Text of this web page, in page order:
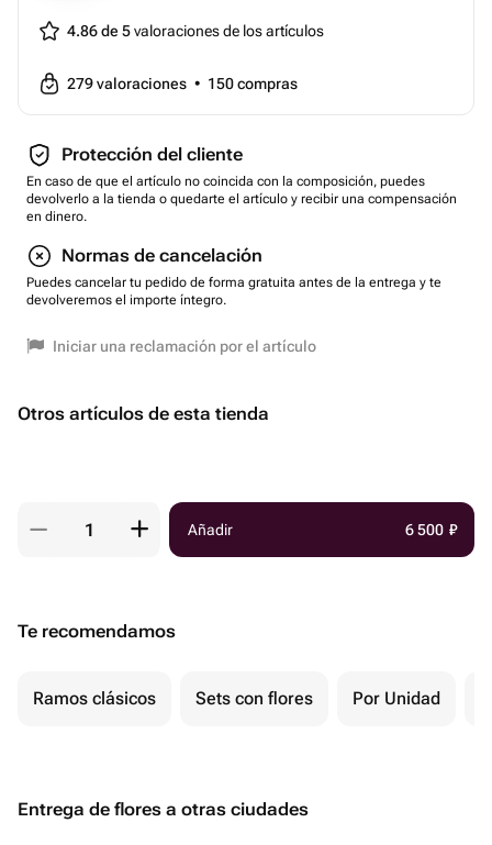
4.86 de 5valoraciones de los artículos
279valoraciones • 150compras
Protección del cliente
En caso de que el artículo no coincida con la composición, puedes
devolverlo a la tienda o quedarte el artículo y recibir una compensación
en dinero.
Normas de cancelación
Puedes cancelar tu pedido de forma gratuita antes de la entrega y te
devolveremos el importe íntegro.
Iniciar una reclamación por el artículo
Otros artículos de esta tienda
Añadir 6 500 ₽
Te recomendamos
Ramos clásicos Sets con flores Por Unidad
Entrega de flores a otras ciudades